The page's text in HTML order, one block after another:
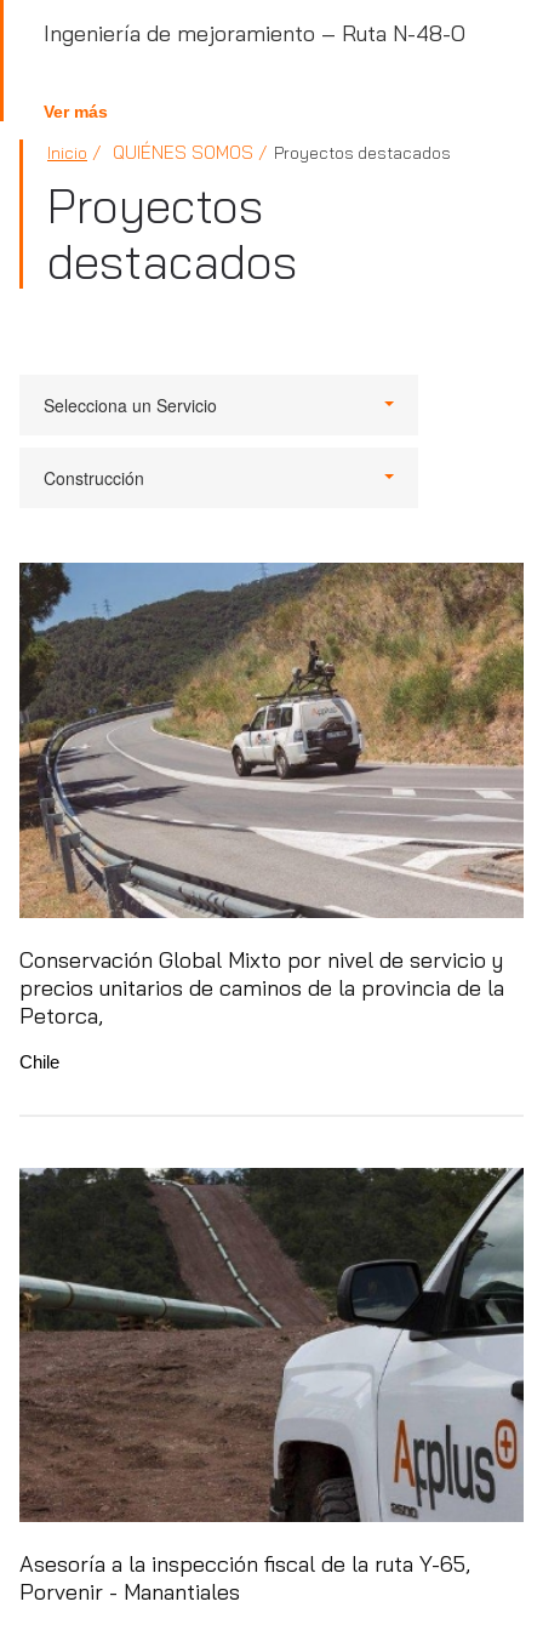
Ingeniería de mejoramiento – Ruta N-48-O
Ver más
Inicio QUIÉNES SOMOS Proyectos destacados
Proyectos
destacados
Selecciona un Servicio
Construcción
Conservación Global Mixto por nivel de servicio y
precios unitarios de caminos de la provincia de la
Petorca,
Chile
Asesoría a la inspección fiscal de la ruta Y-65,
Porvenir - Manantiales